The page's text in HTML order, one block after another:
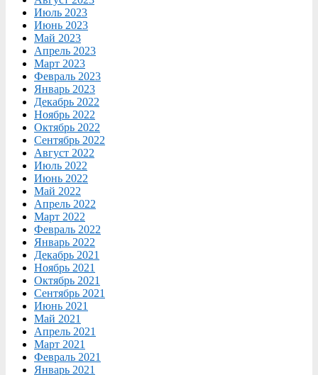
Июль 2023
Июнь 2023
Май 2023
Апрель 2023
Март 2023
Февраль 2023
Январь 2023
Декабрь 2022
Ноябрь 2022
Октябрь 2022
Сентябрь 2022
Август 2022
Июль 2022
Июнь 2022
Май 2022
Апрель 2022
Март 2022
Февраль 2022
Январь 2022
Декабрь 2021
Ноябрь 2021
Октябрь 2021
Сентябрь 2021
Июнь 2021
Май 2021
Апрель 2021
Март 2021
Февраль 2021
Январь 2021